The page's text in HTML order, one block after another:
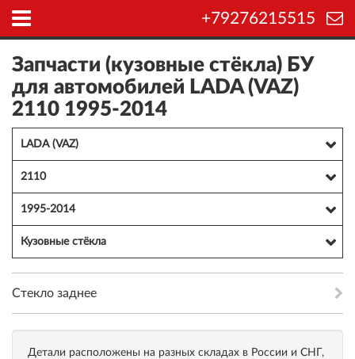
+79276215515
Запчасти (кузовные стёкла) БУ
для автомобилей LADA (VAZ)
2110 1995-2014
LADA (VAZ)
2110
1995-2014
Кузовные стёкла
Стекло заднее
Детали расположены на разных складах в России и СНГ,